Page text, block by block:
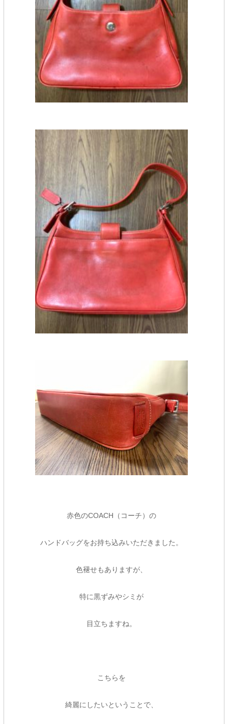
赤色のCOACH（コーチ）の
ハンドバッグをお持ち込みいただきました。
色褪せもありますが、
特に黒ずみやシミが
目立ちますね。
こちらを
綺麗にしたいということで、